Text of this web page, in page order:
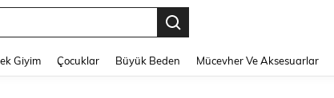
Giyim Çocuklar Büyük Beden Mücevher Ve Aksesuarlar